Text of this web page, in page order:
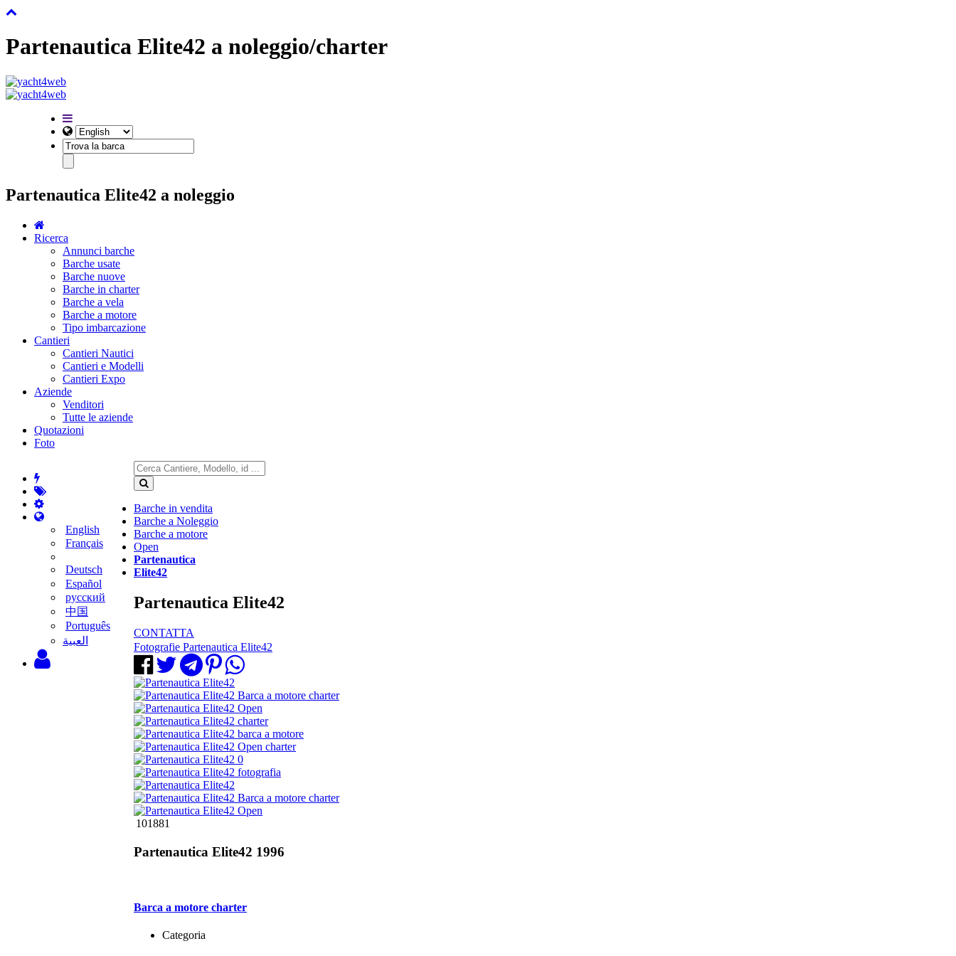
Partenautica Elite42 a noleggio/charter
Partenautica Elite42 a noleggio
Ricerca
Annunci barche
Barche usate
Barche nuove
Barche in charter
Barche a vela
Barche a motore
Tipo imbarcazione
Cantieri
Cantieri Nautici
Cantieri e Modelli
Cantieri Expo
Aziende
Venditori
Tutte le aziende
Quotazioni
Foto
English
Français
Deutsch
Español
русский
中国
Português
‫العبية
Barche in vendita
Barche a Noleggio
Barche a motore
Open
Partenautica
Elite42
Partenautica Elite42
CONTATTA
Fotografie Partenautica Elite42
101881
Partenautica Elite42 1996
Barca a motore charter
Categoria